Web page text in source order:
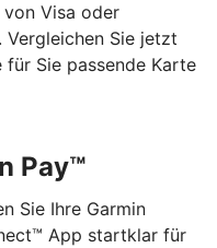
Visa oder
Sie jetzt
für Sie passende Karte
Pay™
Sie Ihre Garmin
App startklar für